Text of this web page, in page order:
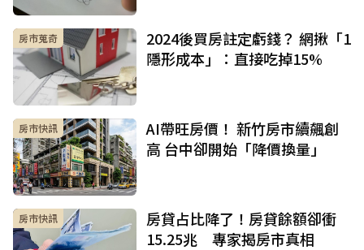
房市蒐奇
2024後買房註定虧錢？ 網揪「1
隱形成本」：直接吃掉15%
房市快訊
AI帶旺房價！ 新竹房市續飆創
高 台中卻開始「降價換量」
房市快訊
房貸占比降了！房貸餘額卻衝
15.25兆 專家揭房市真相